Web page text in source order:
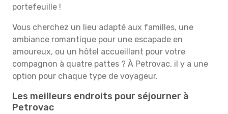
portefeuille !
Vous cherchez un lieu adapté aux familles, une
ambiance romantique pour une escapade en
amoureux, ou un hôtel accueillant pour votre
compagnon à quatre pattes ? À Petrovac, il y a une
option pour chaque type de voyageur.
Les meilleurs endroits pour séjourner à
Petrovac